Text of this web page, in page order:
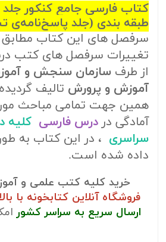
طبقه بندی (جلد پاسخ‌نامه‌ی
سرفصل های این کتاب مطابق
تغییرات سرفصل های کتب
از طرف سازمان سنجش و
آموزش و پرورش تالیف
همین جهت تمامی مباحث مورد
آمادگی در درس فارسی کلیه
سراسری ، در این کتاب به
داده شده است.
خرید کلیه کتب علمی و
فروشگاه آنلاین کتابخونه با
ارسال سریع به سراسر کشور